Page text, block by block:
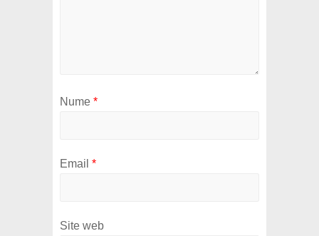
Nume *
Email *
Site web